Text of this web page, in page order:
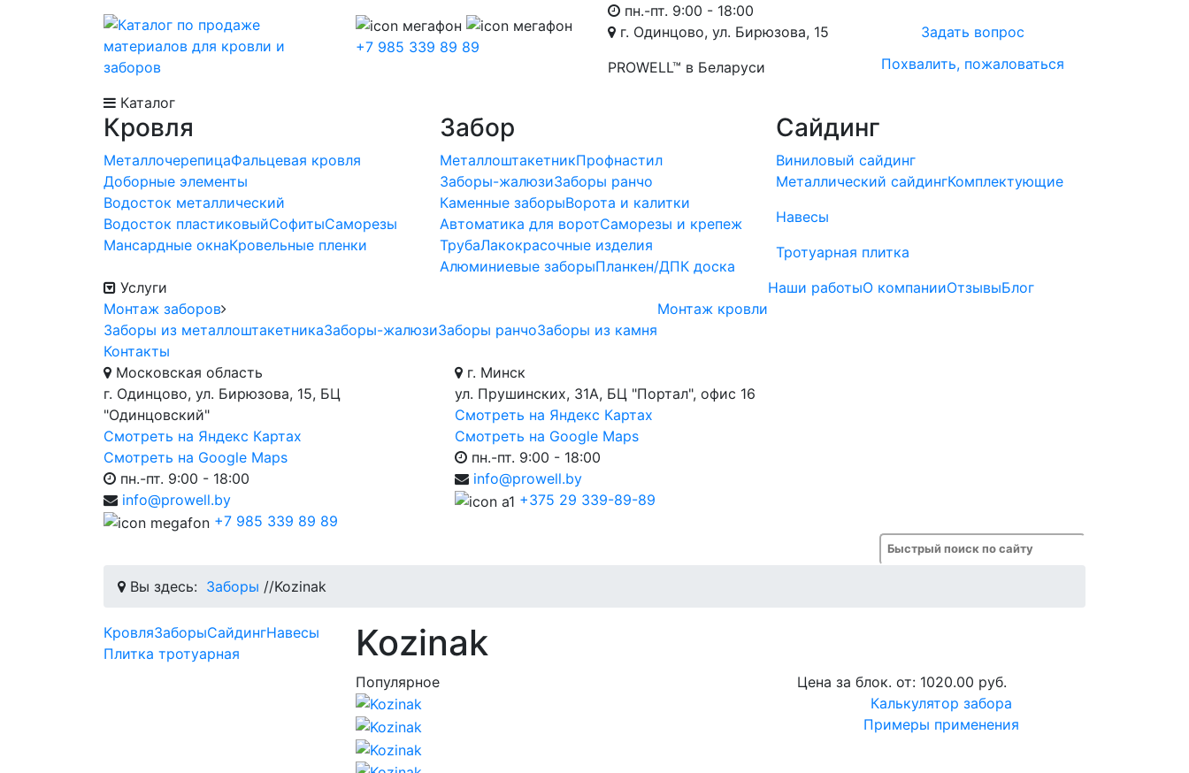
+7 985 339 89 89
пн.-пт. 9:00 - 18:00
г. Одинцово, ул. Бирюзова, 15
PROWELL™ в Беларуси
Задать вопрос
Похвалить, пожаловаться
Каталог
Кровля
МеталлочерепицаФальцевая кровля
Доборные элементы
Водосток металлический
Водосток пластиковыйСофитыСаморезы
Мансардные окнаКровельные пленки
Забор
МеталлоштакетникПрофнастил
Заборы-жалюзиЗаборы ранчо
Каменные заборыВорота и калитки
Автоматика для воротСаморезы и крепеж
ТрубаЛакокрасочные изделия
Алюминиевые заборыПланкен/ДПК доска
Сайдинг
Виниловый сайдинг
Металлический сайдингКомплектующие
Навесы
Тротуарная плитка
Услуги
Монтаж заборов
Заборы из металлоштакетникаЗаборы-жалюзиЗаборы ранчоЗаборы из камня
Монтаж кровли
Наши работыО компанииОтзывыБлог
Контакты
Московская область
г. Одинцово, ул. Бирюзова, 15, БЦ
"Одинцовский"
Смотреть на Яндекс Картах
Смотреть на Google Maps
пн.-пт. 9:00 - 18:00
info@prowell.by
+7 985 339 89 89
г. Минск
ул. Прушинских, 31А, БЦ "Портал", офис 16
Смотреть на Яндекс Картах
Смотреть на Google Maps
пн.-пт. 9:00 - 18:00
info@prowell.by
+375 29 339-89-89
Вы здесь: Заборы //Kozinak
КровляЗаборыСайдингНавесы
Плитка тротуарная
Kozinak
Популярное Цена за блок. от: 1020.00 руб.
Калькулятор забора
Примеры применения